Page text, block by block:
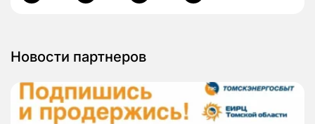
Новости партнеров